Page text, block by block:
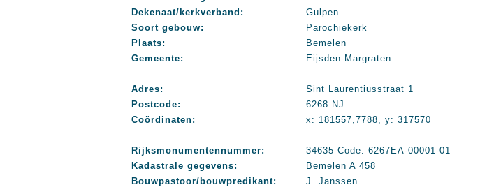
Dekenaat/kerkverband:
Gulpen
Soort gebouw:
Parochiekerk
Plaats:
Bemelen
Gemeente:
Eijsden-Margraten
Adres:
Sint Laurentiusstraat 1
Postcode:
6268 NJ
Coördinaten:
x: 181557,7788, y: 317570
Rijksmonumentennummer:
34635 Code: 6267EA-00001-01
Kadastrale gegevens:
Bemelen A 458
Bouwpastoor/bouwpredikant:
J. Janssen